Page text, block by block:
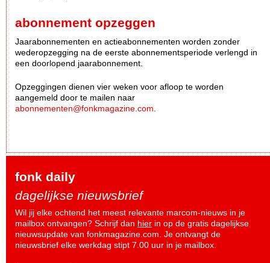
abonnement opzeggen
Jaarabonnementen en actieabonnementen worden zonder
wederopzegging na de eerste abonnementsperiode verlengd in
een doorlopend jaarabonnement.
Opzeggingen dienen vier weken voor afloop te worden
aangemeld door te mailen naar
abonnementen@fonkmagazine.com
fonk daily
dagelijkse nieuwsbrief
Wil jij elke ochtend het meest relevante marcom-nieuws in je
mailbox ontvangen? Schrijf dan hier in op de gratis dagelijkse
nieuwsupdate van fonkmagazine.com. Je ontvangt de
nieuwsbrief elke werkdag stipt 7.00 uur in je mailbox.